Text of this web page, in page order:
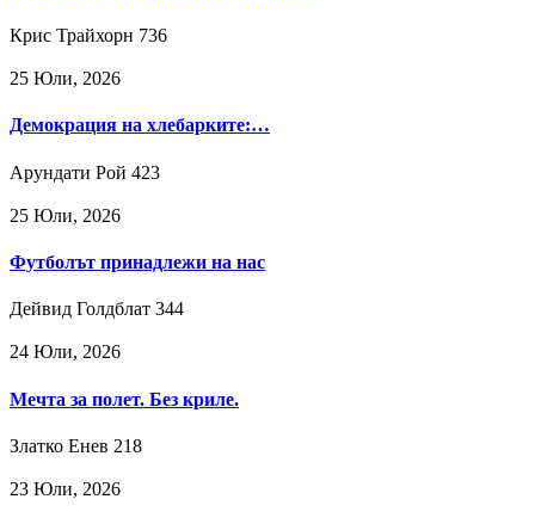
Крис Трайхорн 736
25 Юли, 2026
Демокрация на хлебарките:…
Арундати Рой 423
25 Юли, 2026
Футболът принадлежи на нас
Дейвид Голдблат 344
24 Юли, 2026
Мечта за полет. Без криле.
Златко Енев 218
23 Юли, 2026